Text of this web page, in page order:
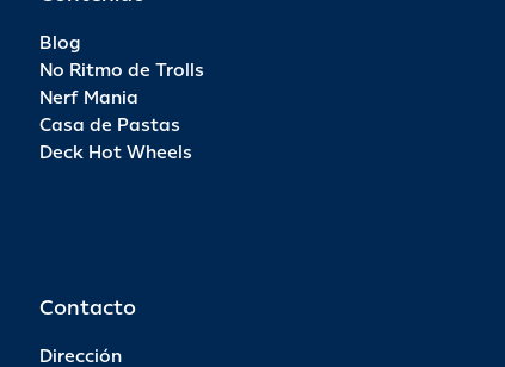
Blog
No Ritmo de Trolls
Nerf Mania
Casa de Pastas
Deck Hot Wheels
Contacto
Dirección